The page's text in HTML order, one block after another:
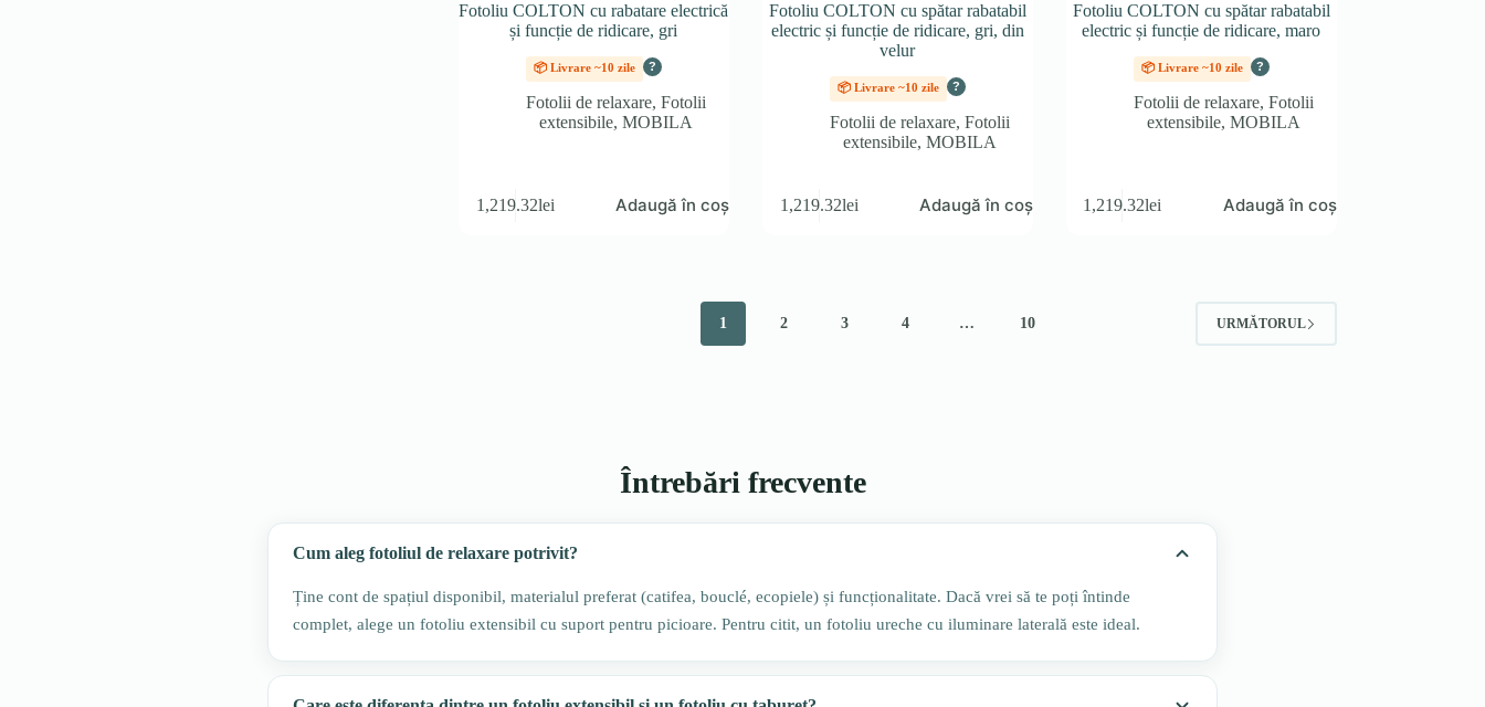
Fotoliu COLTON cu rabatare electrică
și funcție de ridicare, gri
📦 Livrare ~10 zile ?
Fotolii de relaxare, Fotolii
extensibile, MOBILA
1,219.32lei Adaugă în coș
Fotoliu COLTON cu spătar rabatabil
electric și funcție de ridicare, gri, din
velur
📦 Livrare ~10 zile ?
Fotolii de relaxare, Fotolii
extensibile, MOBILA
1,219.32lei Adaugă în coș
Fotoliu COLTON cu spătar rabatabil
electric și funcție de ridicare, maro
📦 Livrare ~10 zile ?
Fotolii de relaxare, Fotolii
extensibile, MOBILA
1,219.32lei Adaugă în coș
1 2 3 4 … 10 URMĂTORUL
Întrebări frecvente
Cum aleg fotoliul de relaxare potrivit?
Ține cont de spațiul disponibil, materialul preferat (catifea, bouclé, ecopiele) și funcționalitate. Dacă vrei să te poți întinde
complet, alege un fotoliu extensibil cu suport pentru picioare. Pentru citit, un fotoliu ureche cu iluminare laterală este ideal.